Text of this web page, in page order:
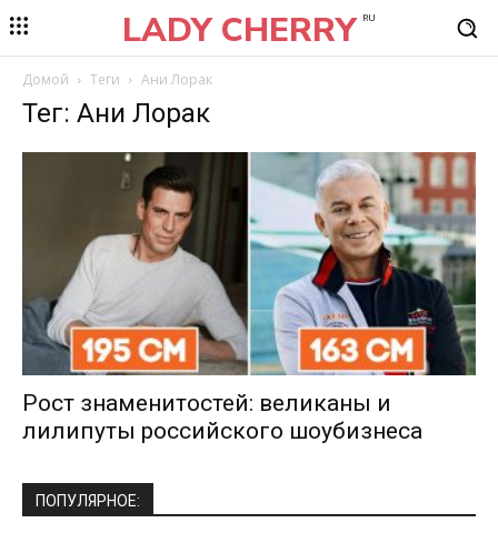
LADY CHERRY RU
Домой Теги Ани Лорак
Тег: Ани Лорак
Рост знаменитостей: великаны и
лилипуты российского шоубизнеса
ПОПУЛЯРНОЕ: